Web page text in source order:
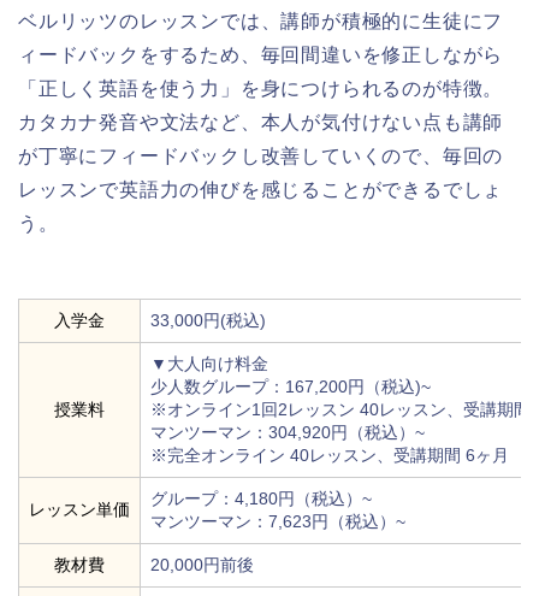
ベルリッツのレッスンでは、講師が積極的に生徒にフ
ィードバックをするため、毎回間違いを修正しながら
「正しく英語を使う力」を身につけられるのが特徴。
カタカナ発音や文法など、本人が気付けない点も講師
が丁寧にフィードバックし改善していくので、毎回の
レッスンで英語力の伸びを感じることができるでしょ
う。
入学金 33,000円(税込)
授業料
▼大人向け料金
少人数グループ：167,200円（税込)~
※オンライン1回2レッスン 40レッスン、受講期間
マンツーマン：304,920円（税込）~
※完全オンライン 40レッスン、受講期間 6ヶ月
レッスン単価
グループ：4,180円（税込）~
マンツーマン：7,623円（税込）~
教材費 20,000円前後